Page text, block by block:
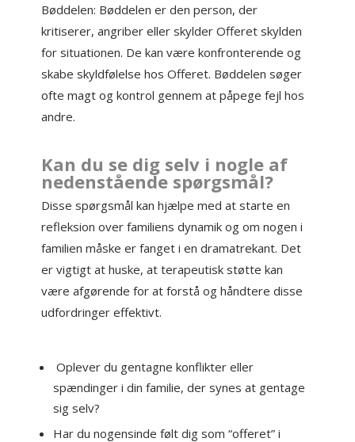
Bøddelen: Bøddelen er den person, der
kritiserer, angriber eller skylder Offeret skylden
for situationen. De kan være konfronterende og
skabe skyldfølelse hos Offeret. Bøddelen søger
ofte magt og kontrol gennem at påpege fejl hos
andre.
Kan du se dig selv i nogle af
nedenstående spørgsmål?
Disse spørgsmål kan hjælpe med at starte en
refleksion over familiens dynamik og om nogen i
familien måske er fanget i en dramatrekant. Det
er vigtigt at huske, at terapeutisk støtte kan
være afgørende for at forstå og håndtere disse
udfordringer effektivt.
Oplever du gentagne konflikter eller
spændinger i din familie, der synes at gentage
sig selv?
Har du nogensinde følt dig som “offeret” i